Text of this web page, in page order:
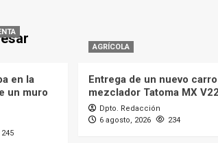
en la
un muro
245
AGRÍCOLA
Entrega de un nuevo carro
mezclador Tatoma MX V22
Dpto. Redacción
6 agosto, 2026
234